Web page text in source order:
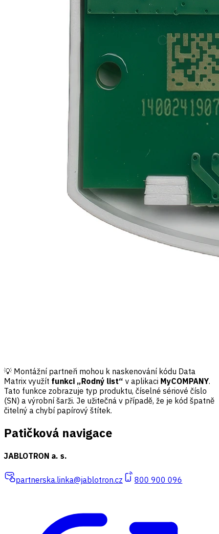
💡 Montážní partneři mohou k naskenování kódu Data
Matrix využít funkci „Rodný list“ v aplikaci MyCOMPANY.
Tato funkce zobrazuje typ produktu, číselné sériové číslo
(SN) a výrobní šarži. Je užitečná v případě, že je kód špatně
čitelný a chybí papírový štítek.
Patičková navigace
JABLOTRON a. s.
partnerska.linka@jablotron.cz 800 900 096